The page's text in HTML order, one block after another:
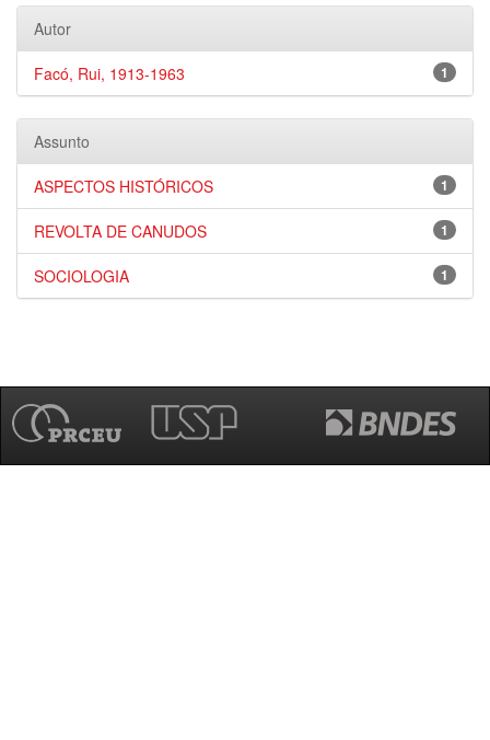
Autor
1
Facó, Rui, 1913-1963
Assunto
1
ASPECTOS HISTÓRICOS
1
REVOLTA DE CANUDOS
1
SOCIOLOGIA